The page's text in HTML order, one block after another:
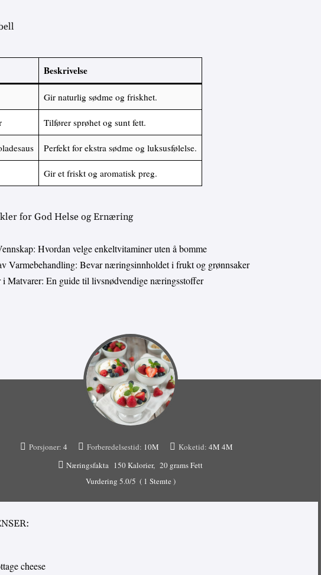
Beskrivelse
Gir naturlig sødme og friskhet.
Tilfører sprøhet og sunt fett.
Perfekt for ekstra sødme og luksusfølelse.
Gir et friskt og aromatisk preg.
for God Helse og Ernæring
Hvordan velge enkeltvitaminer uten å bomme
Varmebehandling: Bevar næringsinnholdet i frukt og grønnsaker
Matvarer: En guide til livsnødvendige næringsstoffer
Porsjoner: 4 Forberedelsestid: 10M Koketid: 4M 4M
Næringsfakta 150 Kalorier
20 grams Fett
Vurdering 5.0/5 ( 1 Stemte )
cheese